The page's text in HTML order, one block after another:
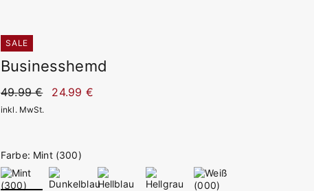
SALE
Businesshemd
49.99 € 24.99 €
inkl. MwSt.
Farbe: Mint (300)